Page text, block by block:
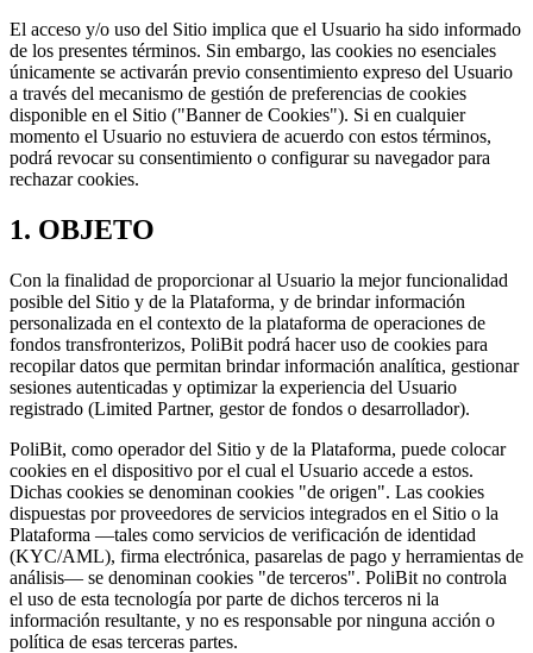
El acceso y/o uso del Sitio implica que el Usuario ha sido informado
de los presentes términos. Sin embargo, las cookies no esenciales
únicamente se activarán previo consentimiento expreso del Usuario
a través del mecanismo de gestión de preferencias de cookies
disponible en el Sitio ("Banner de Cookies"). Si en cualquier
momento el Usuario no estuviera de acuerdo con estos términos,
podrá revocar su consentimiento o configurar su navegador para
rechazar cookies.
1. OBJETO
Con la finalidad de proporcionar al Usuario la mejor funcionalidad
posible del Sitio y de la Plataforma, y de brindar información
personalizada en el contexto de la plataforma de operaciones de
fondos transfronterizos, PoliBit podrá hacer uso de cookies para
recopilar datos que permitan brindar información analítica, gestionar
sesiones autenticadas y optimizar la experiencia del Usuario
registrado (Limited Partner, gestor de fondos o desarrollador).
PoliBit, como operador del Sitio y de la Plataforma, puede colocar
cookies en el dispositivo por el cual el Usuario accede a estos.
Dichas cookies se denominan cookies "de origen". Las cookies
dispuestas por proveedores de servicios integrados en el Sitio o la
Plataforma —tales como servicios de verificación de identidad
(KYC/AML), firma electrónica, pasarelas de pago y herramientas de
análisis— se denominan cookies "de terceros". PoliBit no controla
el uso de esta tecnología por parte de dichos terceros ni la
información resultante, y no es responsable por ninguna acción o
política de esas terceras partes.